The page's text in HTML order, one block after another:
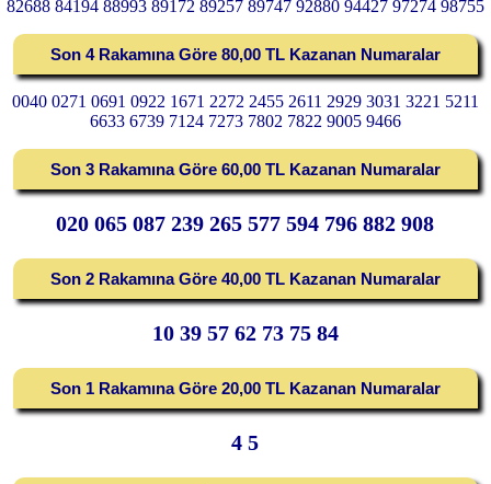
82688 84194 88993 89172 89257 89747 92880 94427 97274 98755
Son 4 Rakamına Göre 80,00 TL Kazanan Numaralar
0040 0271 0691 0922 1671 2272 2455 2611 2929 3031 3221 5211
6633 6739 7124 7273 7802 7822 9005 9466
Son 3 Rakamına Göre 60,00 TL Kazanan Numaralar
020 065 087 239 265 577 594 796 882 908
Son 2 Rakamına Göre 40,00 TL Kazanan Numaralar
10 39 57 62 73 75 84
Son 1 Rakamına Göre 20,00 TL Kazanan Numaralar
4 5